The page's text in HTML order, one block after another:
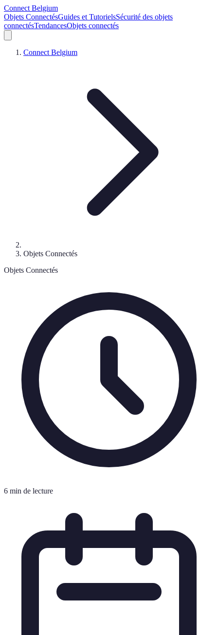
Connect Belgium
Objets ConnectésGuides et TutorielsSécurité des objets
connectésTendancesObjets connectés
Connect Belgium
Objets Connectés
Objets Connectés
6 min de lecture